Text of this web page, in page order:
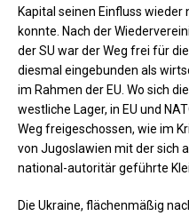
Kapital seinen Einfluss wieder
konnte. Nach der
der SU war der Weg frei für
diesmal eingebunden als
im Rahmen der EU. Wo sich
westliche Lager, in EU und
Weg freigeschossen, wie im
von Jugoslawien mit der sich
national-autoritär geführte
Die Ukraine, flächenmäßig